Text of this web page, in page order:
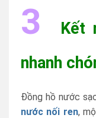
3
Kết
nhanh
Đồng hồ nước
nước nối ren,